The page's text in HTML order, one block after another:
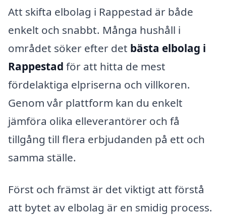
Att skifta elbolag i Rappestad är både
enkelt och snabbt. Många hushåll i
området söker efter det bästa elbolag i
Rappestad för att hitta de mest
fördelaktiga elpriserna och villkoren.
Genom vår plattform kan du enkelt
jämföra olika elleverantörer och få
tillgång till flera erbjudanden på ett och
samma ställe.
Först och främst är det viktigt att förstå
att bytet av elbolag är en smidig process.